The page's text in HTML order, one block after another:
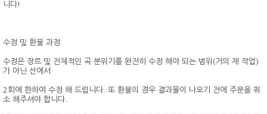
니다!
수정 및 환불 과정
수정은 장르 및 전체적인 곡 분위기를 완전히 수정 해야 되는 범위(거의 재 작업)
가 아닌 선에서
2회에 한하여 수정 해 드립니다. 또 환불의 경우 결과물이 나오기 전에 주문을 취
소 해주셔야 합니다.